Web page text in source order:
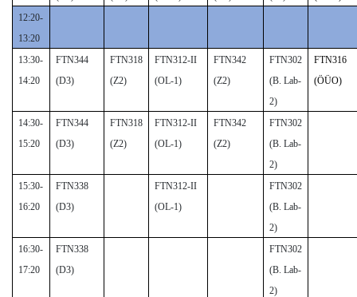
12:20-
13:20
13:30-
14:20
FTN344
(D3)
FTN318
(Z2)
FTN312-II
(OL-1)
FTN342
(Z2)
FTN302
(B. Lab-
2)
FTN316
(ÖÜO)
14:30-
15:20
FTN344
(D3)
FTN318
(Z2)
FTN312-II
(OL-1)
FTN342
(Z2)
FTN302
(B. Lab-
2)
15:30-
16:20
FTN338
(D3)
FTN312-II
(OL-1)
FTN302
(B. Lab-
2)
16:30-
17:20
FTN338
(D3)
FTN302
(B. Lab-
2)